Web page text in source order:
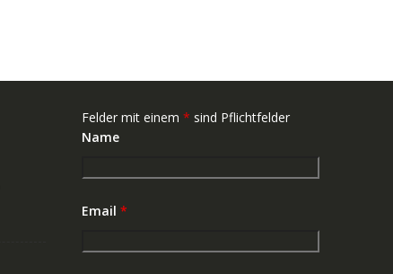
Felder mit einem * sind Pflichtfelder
Name
Email *